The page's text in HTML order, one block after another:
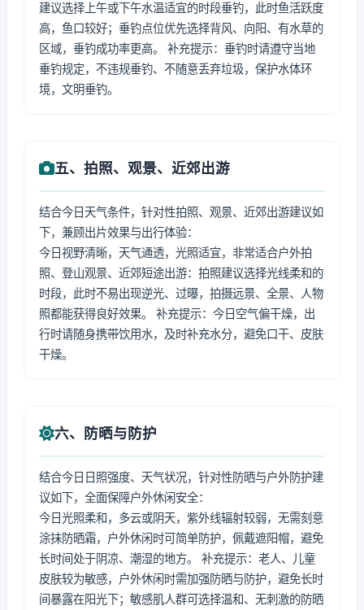
建议选择上午或下午水温适宜的时段垂钓，此时鱼活跃度
高，鱼口较好；垂钓点位优先选择背风、向阳、有水草的
区域，垂钓成功率更高。 补充提示：垂钓时请遵守当地
垂钓规定，不违规垂钓、不随意丢弃垃圾，保护水体环
境，文明垂钓。
五、拍照、观景、近郊出游
结合今日天气条件，针对性拍照、观景、近郊出游建议如
下，兼顾出片效果与出行体验：
今日视野清晰，天气通透，光照适宜，非常适合户外拍
照、登山观景、近郊短途出游：拍照建议选择光线柔和的
时段，此时不易出现逆光、过曝，拍摄远景、全景、人物
照都能获得良好效果。 补充提示：今日空气偏干燥，出
行时请随身携带饮用水，及时补充水分，避免口干、皮肤
干燥。
六、防晒与防护
结合今日日照强度、天气状况，针对性防晒与户外防护建
议如下，全面保障户外休闲安全：
今日光照柔和，多云或阴天，紫外线辐射较弱，无需刻意
涂抹防晒霜，户外休闲时可简单防护，佩戴遮阳帽，避免
长时间处于阴凉、潮湿的地方。 补充提示：老人、儿童
皮肤较为敏感，户外休闲时需加强防晒与防护，避免长时
间暴露在阳光下；敏感肌人群可选择温和、无刺激的防晒